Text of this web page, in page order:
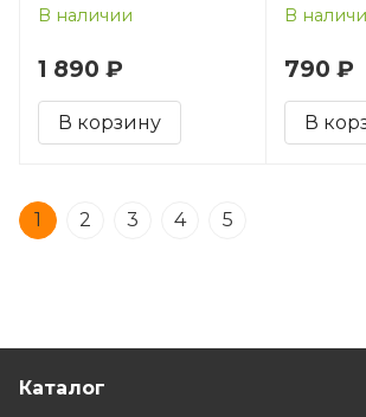
В наличии
1 890 ₽
В корзину
В
790 ₽
В
1 2 3 4 5
Каталог